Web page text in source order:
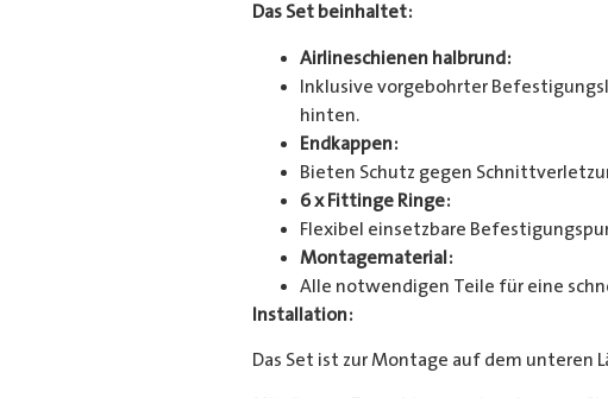
Das Set beinhaltet:
Airlineschienen halbrund:
Inklusive vorgebohrter
hinten.
Endkappen:
Bieten Schutz gegen
6 x Fittinge Ringe:
Flexibel einsetzbare
Montagematerial:
Alle notwendigen Teile für eine
Installation:
Das Set ist zur Montage auf dem unteren